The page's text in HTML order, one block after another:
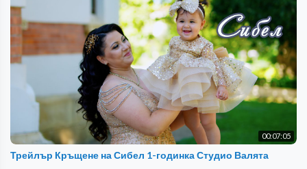
00:07:05
Трейлър Кръщене на Сибел 1-годинка Студио Валята